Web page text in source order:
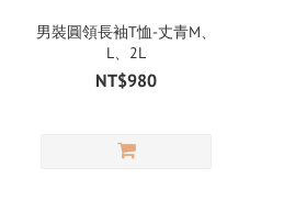
男裝圓領長袖T恤-丈青M、
L、2L
NT$980